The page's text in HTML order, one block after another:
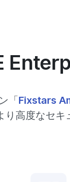
「Fixstars
高度なセ